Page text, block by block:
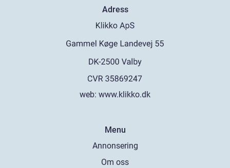
Adress
web: www.klikko.dk
Menu
Annonsering
Om oss